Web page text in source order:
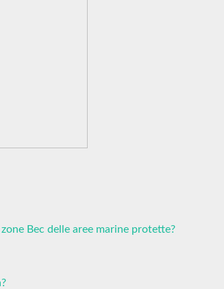
Bec delle aree marine protette?